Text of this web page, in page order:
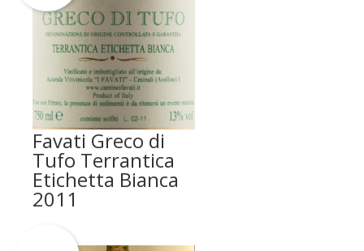
Favati Greco di
Tufo Terrantica
Etichetta Bianca
2011